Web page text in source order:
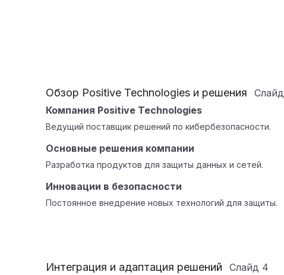
Обзор Positive Technologies и решения Слайд
Компания Positive Technologies
Ведущий поставщик решений по кибербезопасности.
Основные решения компании
Разработка продуктов для защиты данных и сетей.
Инновации в безопасности
Постоянное внедрение новых технологий для защиты.
Интеграция и адаптация решений Слайд 4